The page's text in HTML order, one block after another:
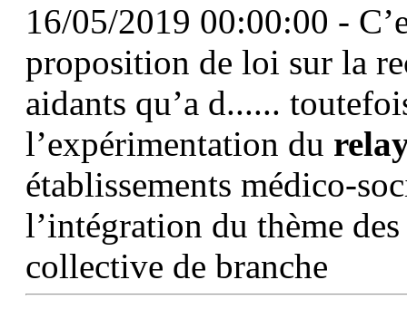
16/05/2019 00:00:00 -
proposition de loi sur la
aidants qu’a d......
l’expérimentation du
établissements médico-
l’intégration du thème
collective de branche